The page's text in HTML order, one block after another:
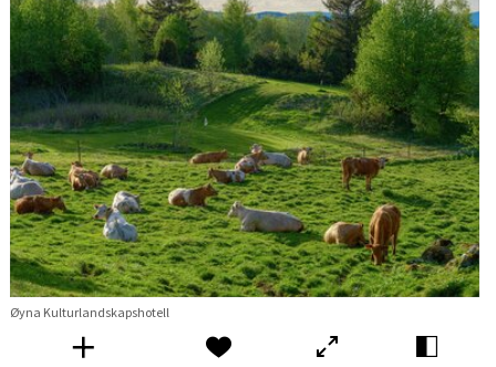
Øyna Kulturlandskapshotell